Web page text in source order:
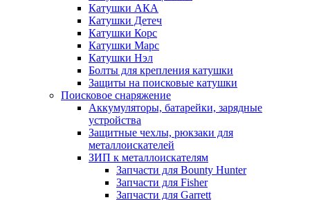
Катушки АКА
Катушки Детеч
Катушки Корс
Катушки Марс
Катушки Нэл
Болты для крепления катушки
Защиты на поисковые катушки
Поисковое снаряжение
Аккумуляторы, батарейки, зарядные
устройства
Защитные чехлы, рюкзаки для
металлоискателей
ЗИП к металлоискателям
Запчасти для Bounty Hunter
Запчасти для Fisher
Запчасти для Garrett